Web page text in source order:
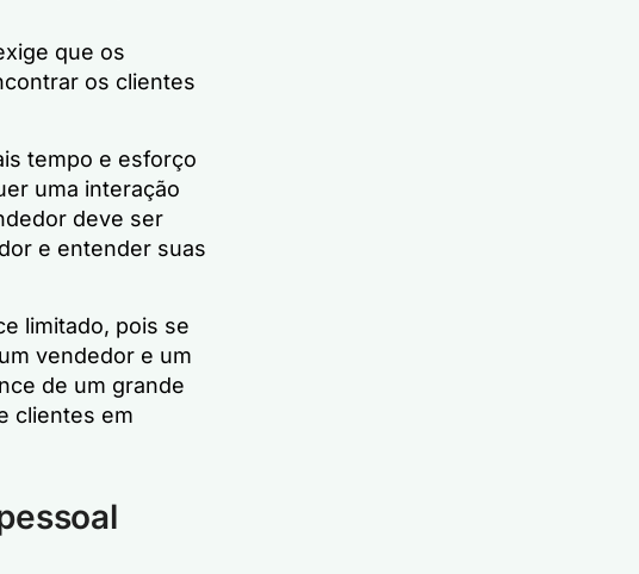
que os
os clientes
tempo e esforço
uma interação
deve ser
e entender suas
limitado, pois se
vendedor e um
de um grande
clientes em